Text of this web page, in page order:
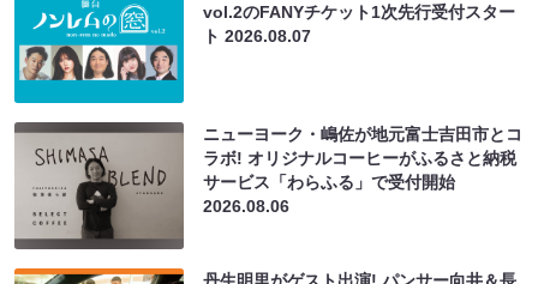
vol.2のFANYチケット1次先行受付スター
ト2026.08.07
ニューヨーク・嶋佐が地元富士吉田市とコ
ラボ! オリジナルコーヒーがふるさと納税
サービス「わらふる」で受付開始
2026.08.06